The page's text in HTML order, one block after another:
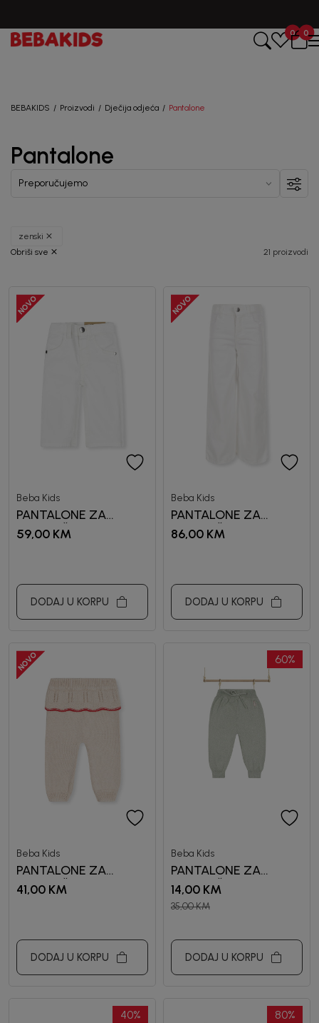
0
0
BEBAKIDS Proizvodi Dječija odjeća Pantalone
Pantalone
zenski
21 proizvodi
Obriši sve
Beba Kids
PANTALONE ZA
DJEVOJČICE LEJA
59,00 KM
DODAJ U KORPU
Beba Kids
PANTALONE ZA
DJEVOJČICE LEJLA
86,00 KM
DODAJ U KORPU
Beba Kids
PANTALONE ZA
DJEVOJČICE BEBAKIDS
41,00 KM
DODAJ U KORPU
60%
Beba Kids
PANTALONE ZA
DJEVOJČICE ADA
14,00 KM
35,00KM
DODAJ U KORPU
40% 80%
10%POPUSTA
putem Promo-Tiket koda!
već decenijama veruju.
Prijavi se, ostvari popuste i postani deo BebaKids